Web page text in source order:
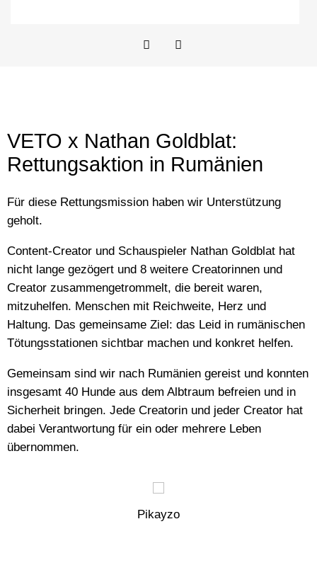
VETO x Nathan Goldblat:
Rettungsaktion in Rumänien
Für diese Rettungsmission haben wir Unterstützung
geholt.
Content-Creator und Schauspieler Nathan Goldblat hat
nicht lange gezögert und 8 weitere Creatorinnen und
Creator zusammengetrommelt, die bereit waren,
mitzuhelfen. Menschen mit Reichweite, Herz und
Haltung. Das gemeinsame Ziel: das Leid in rumänischen
Tötungsstationen sichtbar machen und konkret helfen.
Gemeinsam sind wir nach Rumänien gereist und konnten
insgesamt 40 Hunde aus dem Albtraum befreien und in
Sicherheit bringen. Jede Creatorin und jeder Creator hat
dabei Verantwortung für ein oder mehrere Leben
übernommen.
Pikayzo